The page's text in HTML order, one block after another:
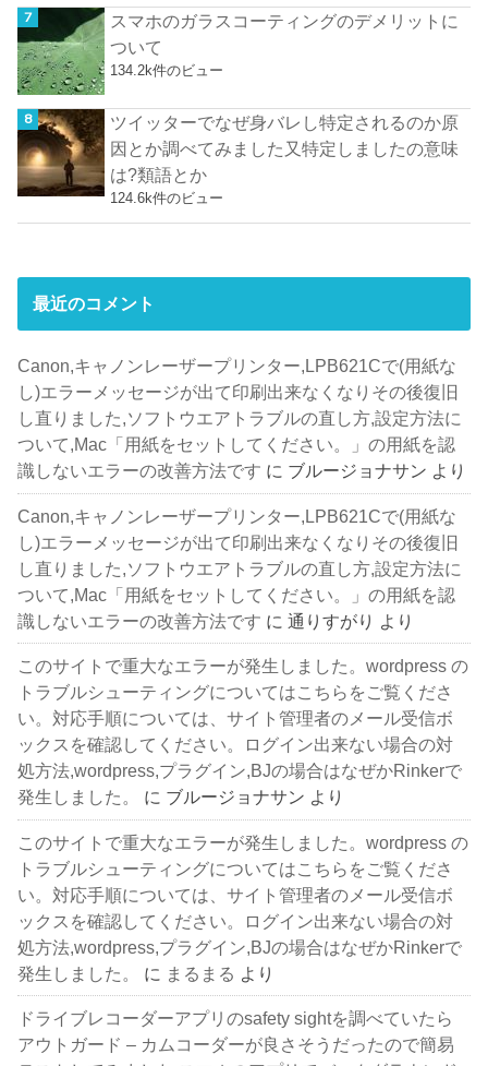
スマホのガラスコーティングのデメリットに
ついて
134.2k件のビュー
ツイッターでなぜ身バレし特定されるのか原
因とか調べてみました又特定しましたの意味
は?類語とか
124.6k件のビュー
最近のコメント
Canon,キャノンレーザープリンター,LPB621Cで(用紙な
し)エラーメッセージが出て印刷出来なくなりその後復旧
し直りました,ソフトウエアトラブルの直し方,設定方法に
ついて,Mac「用紙をセットしてください。」の用紙を認
識しないエラーの改善方法です に ブルージョナサン より
Canon,キャノンレーザープリンター,LPB621Cで(用紙な
し)エラーメッセージが出て印刷出来なくなりその後復旧
し直りました,ソフトウエアトラブルの直し方,設定方法に
ついて,Mac「用紙をセットしてください。」の用紙を認
識しないエラーの改善方法です に通りすがり より
このサイトで重大なエラーが発生しました。wordpress の
トラブルシューティングについてはこちらをご覧くださ
い。対応手順については、サイト管理者のメール受信ボ
ックスを確認してください。ログイン出来ない場合の対
処方法,wordpress,プラグイン,BJの場合はなぜかRinkerで
発生しました。
に ブルージョナサン より
このサイトで重大なエラーが発生しました。wordpress の
トラブルシューティングについてはこちらをご覧くださ
い。対応手順については、サイト管理者のメール受信ボ
ックスを確認してください。ログイン出来ない場合の対
処方法,wordpress,プラグイン,BJの場合はなぜかRinkerで
発生しました。
に まるまる より
ドライブレコーダーアプリのsafety sightを調べていたら
アウトガード – カムコーダーが良さそうだったので簡易